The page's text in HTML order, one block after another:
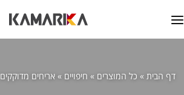
דף הבית » כל המוצרים » חיפויים » אריחים מדוקקים